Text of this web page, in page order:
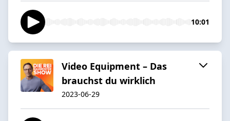
10:01
Video Equipment – Das
brauchst du wirklich
2023-06-29